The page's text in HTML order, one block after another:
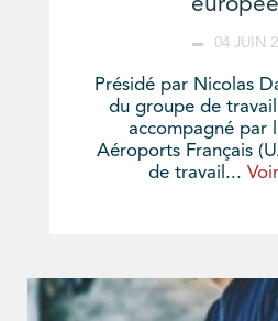
04 JUIN
Présidé par Nicolas
du groupe de
accompagné par
Aéroports Français
de travail...